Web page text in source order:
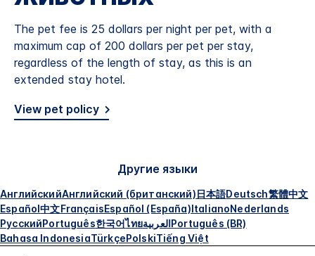
The pet fee is 25 dollars per night per pet, with a
maximum cap of 200 dollars per pet per stay,
regardless of the length of stay, as this is an
extended stay hotel.
View pet policy
Другие языки
АнглийскийАнглийский (британский)日本語Deutsch繁體中文
Español中文FrançaisEspañol (España)ItalianoNederlands
РусскийPortuguês한국어ไทยالعربيةPortuguês (BR)
Bahasa IndonesiaTürkçePolskiTiếng Việt